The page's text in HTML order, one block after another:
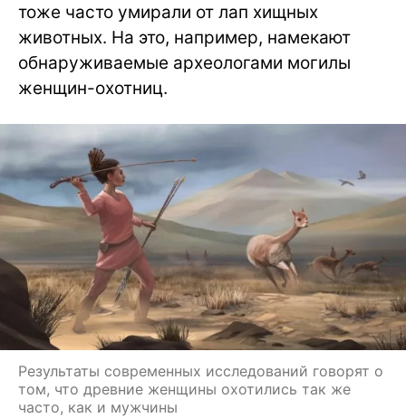
тоже часто умирали от лап хищных
животных. На это, например, намекают
обнаруживаемые археологами могилы
женщин-охотниц.
Результаты современных исследований говорят о
том, что древние женщины охотились так же
часто, как и мужчины